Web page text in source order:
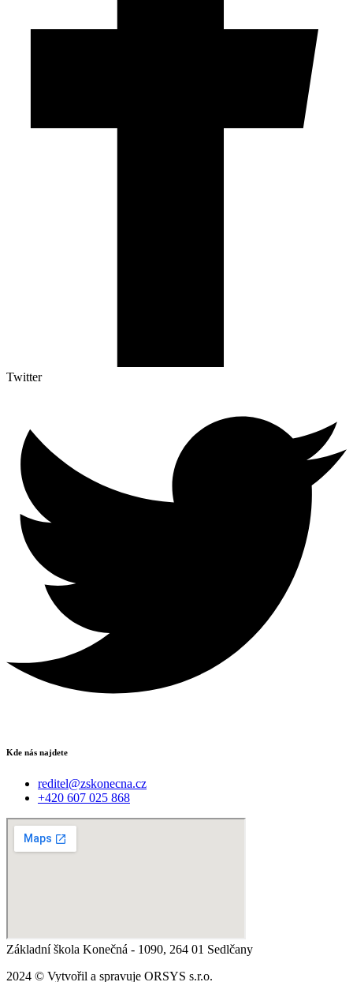
Twitter
Kde nás najdete
reditel@zskonecna.cz
+420 607 025 868
Základní škola Konečná - 1090, 264 01 Sedlčany
2024 © Vytvořil a spravuje ORSYS s.r.o.